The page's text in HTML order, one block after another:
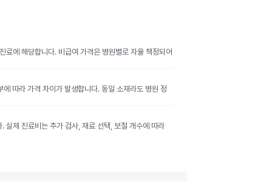
에 해당합니다. 비급여 가격은 병원별로 자율 책정되어
따라 가격 차이가 발생합니다. 동일 소재라도 병원 정
실제 진료비는 추가 검사, 재료 선택, 보철 개수에 따라